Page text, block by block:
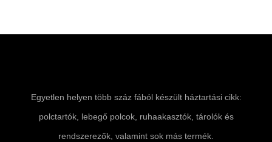
Egyetlen helyen több száz fából készült háztartási cikk:
polctartók, lebegő polcok, ruhaakasztók, tárolók és
rendszerezők, valamint sok más termék.